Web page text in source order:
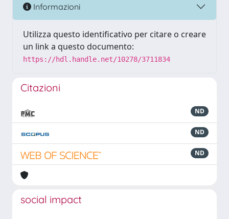
Informazioni
Utilizza questo identificativo per citare o creare
un link a questo documento:
https://hdl.handle.net/10278/3711834
Citazioni
ND
ND
ND
social impact